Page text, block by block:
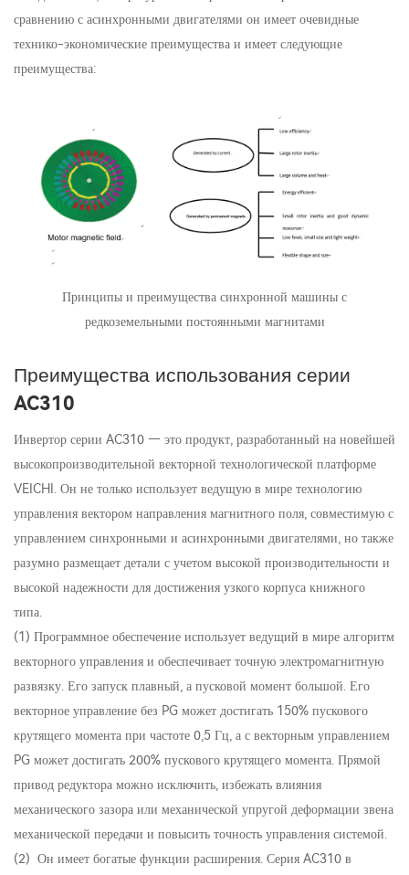
сравнению с асинхронными двигателями он имеет очевидные
технико-экономические преимущества и имеет следующие
преимущества:
Принципы и преимущества синхронной машины с
редкоземельными постоянными магнитами
Преимущества использования серии
AC310
Инвертор серии AC310 — это продукт, разработанный на новейшей
высокопроизводительной векторной технологической платформе
VEICHI. Он не только использует ведущую в мире технологию
управления вектором направления магнитного поля, совместимую с
управлением синхронными и асинхронными двигателями, но также
разумно размещает детали с учетом высокой производительности и
высокой надежности для достижения узкого корпуса книжного
типа.
(1) Программное обеспечение использует ведущий в мире алгоритм
векторного управления и обеспечивает точную электромагнитную
развязку. Его запуск плавный, а пусковой момент большой. Его
векторное управление без PG может достигать 150% пускового
крутящего момента при частоте 0,5 Гц, а с векторным управлением
PG может достигать 200% пускового крутящего момента. Прямой
привод редуктора можно исключить, избежать влияния
механического зазора или механической упругой деформации звена
механической передачи и повысить точность управления системой.
(2) Он имеет богатые функции расширения. Серия AC310 в